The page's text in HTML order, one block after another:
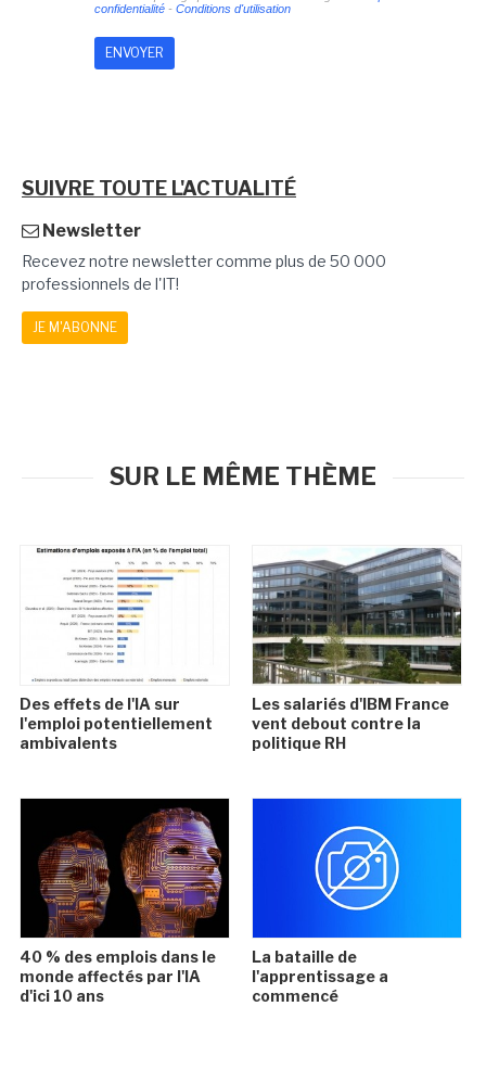
confidentialité- Conditions d'utilisation
SUIVRE TOUTE L'ACTUALITÉ
Newsletter
Recevez notre newsletter comme plus de 50 000
professionnels de l'IT!
JE M'ABONNE
SUR LE MÊME THÈME
Des effets de l'IA sur
l'emploi potentiellement
ambivalents
Les salariés d'IBM France
vent debout contre la
politique RH
40 % des emplois dans le
monde affectés par l'IA
d'ici 10 ans
La bataille de
l'apprentissage a
commencé